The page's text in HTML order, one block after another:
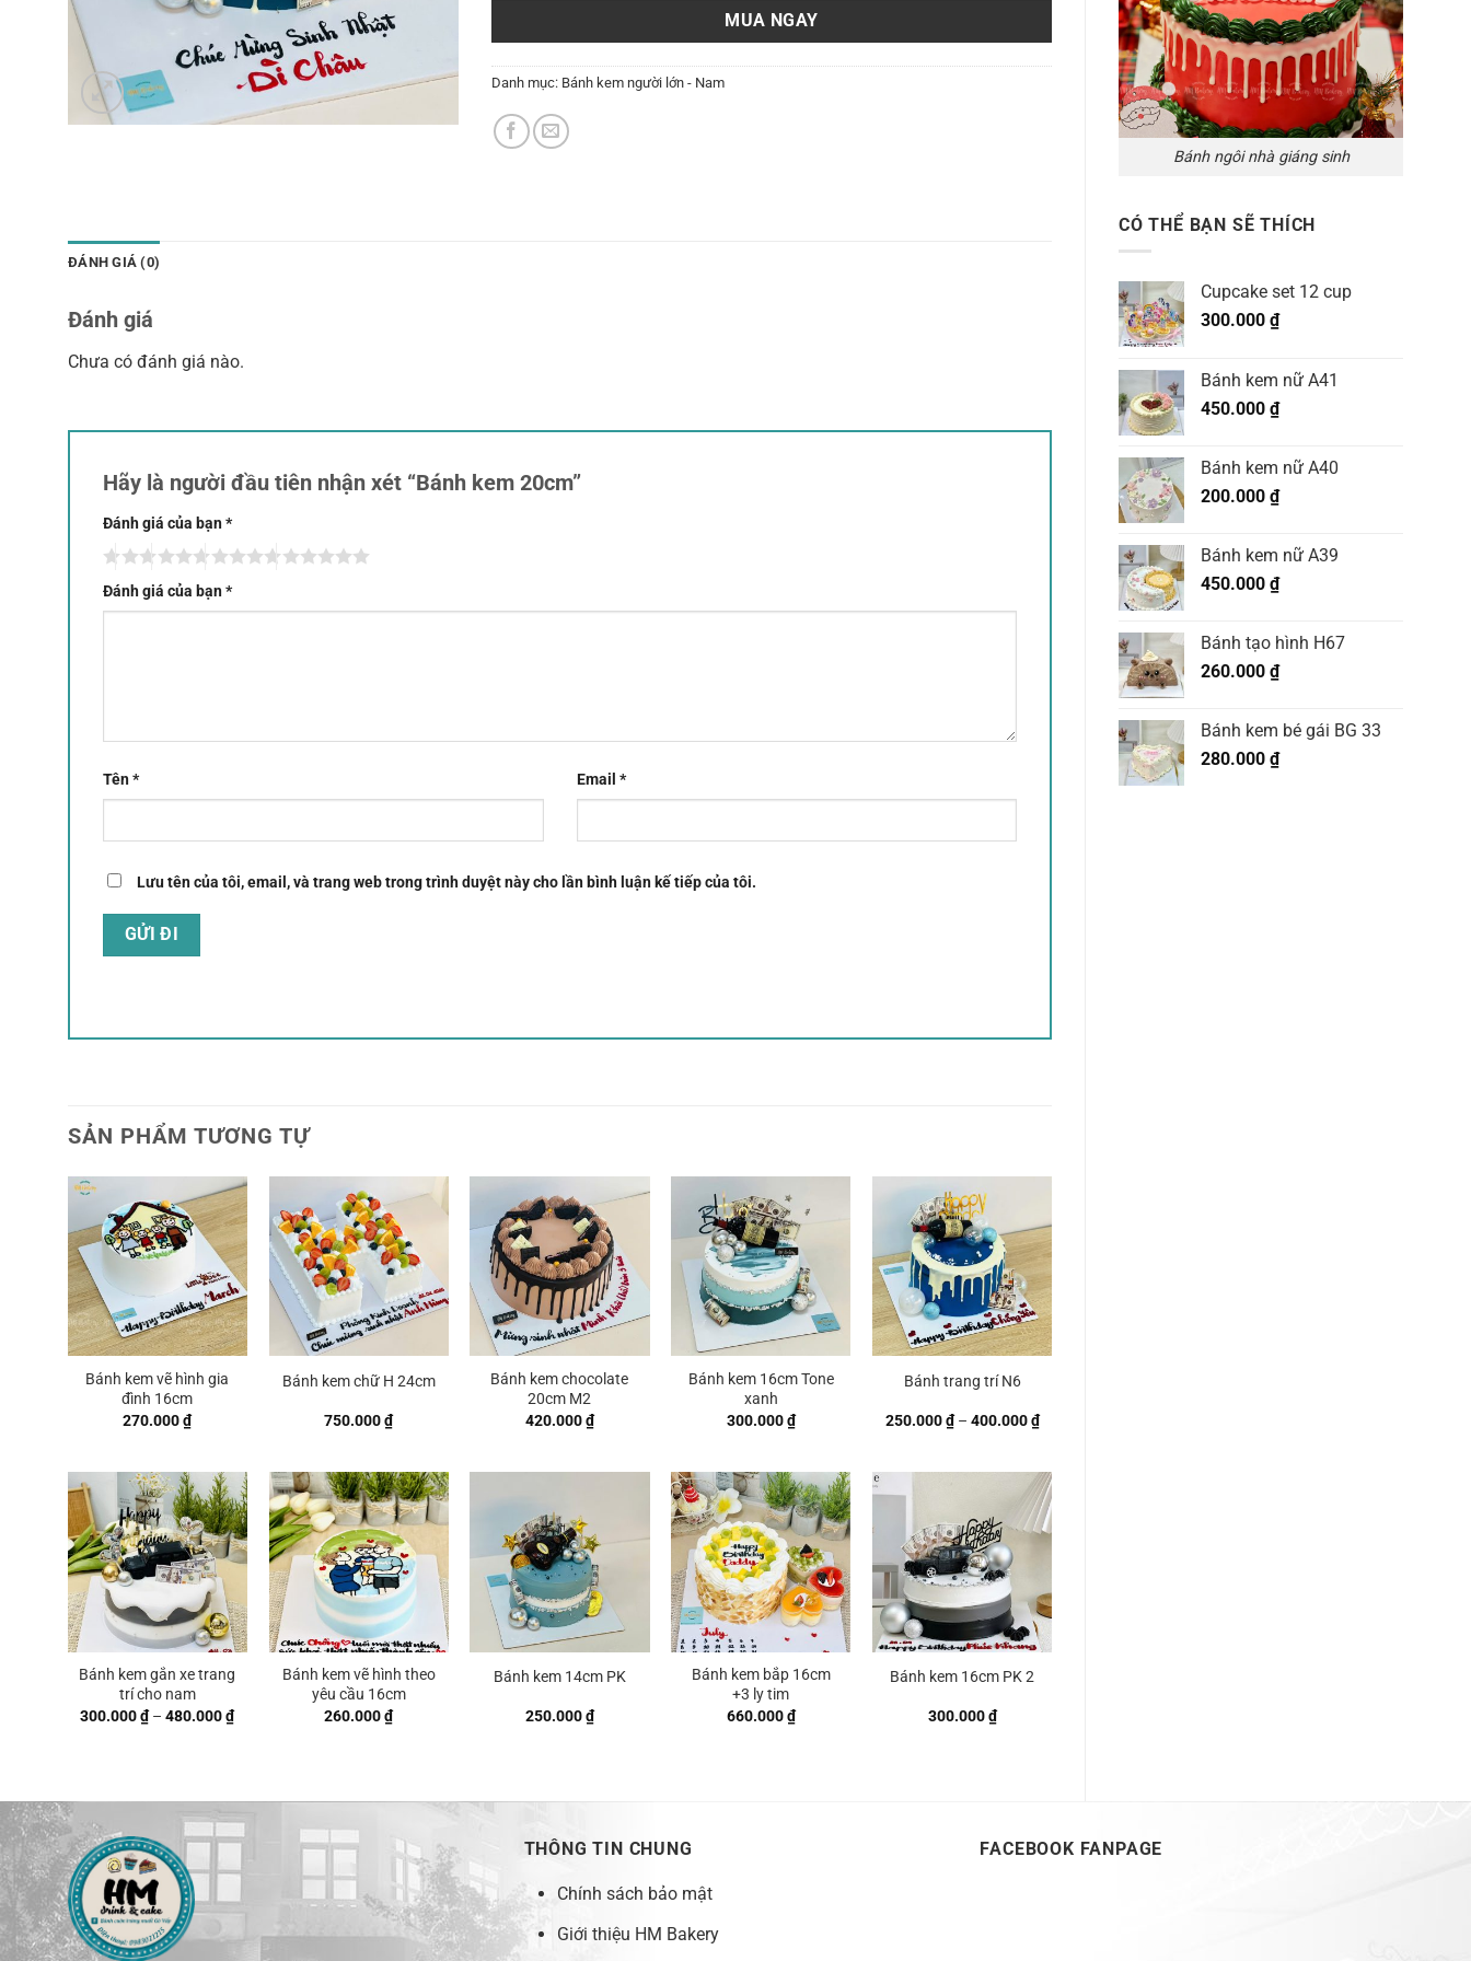
Bánh ngôi nhà giáng sinh
CÓ THỂ BẠN SẼ THÍCH
Cupcake set 12 cup
300.000 ₫
Bánh kem nữ A41
450.000 ₫
Bánh kem nữ A40
200.000 ₫
Bánh kem nữ A39
450.000 ₫
Bánh tạo hình H67
260.000 ₫
Bánh kem bé gái BG 33
280.000 ₫
MUA NGAY
Danh mục: Bánh kem người lớn - Nam
ĐÁNH GIÁ (0)
Đánh giá
Chưa có đánh giá nào.
Hãy là người đầu tiên nhận xét “Bánh kem 20cm”
Đánh giá của bạn*
Đánh giá của bạn*
Tên* Email *
Lưu tên của tôi, email, và trang web trong trình duyệt này cho lần bình luận kế tiếp của tôi.
SẢN PHẨM TƯƠNG TỰ
Bánh kem vẽ hình gia
đình 16cm
270.000₫
Bánh kem chữ H 24cm
750.000₫
Bánh kem chocolate
20cm M2
420.000₫
Bánh kem 16cm Tone
xanh
300.000₫
Bánh trang trí N6
250.000₫ – 400.000₫Khoảng
giá:
đến
400.000 ₫
Bánh kem gắn xe trang
trí cho nam
300.000₫ – 480.000₫Khoảng
giá:
Bánh kem vẽ hình theo
yêu cầu 16cm
260.000₫
Bánh kem 14cm PK
250.000₫
Bánh kem bắp 16cm
+3 ly tim
660.000₫
Bánh kem 16cm PK 2
300.000₫
THÔNG TIN CHUNG
Chính sách bảo mật
Giới thiệu HM Bakery
FACEBOOK FANPAGE